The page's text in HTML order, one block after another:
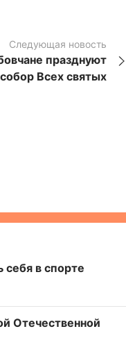
Следующая новость
празднуют
собор Всех святых
себя в спорте
Отечественной